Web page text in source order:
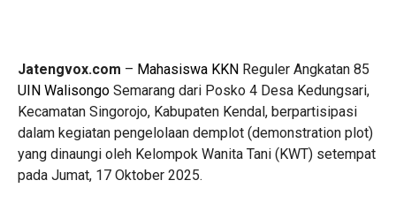
Jatengvox.com – Mahasiswa KKN Reguler Angkatan 85
UIN Walisongo Semarang dari Posko 4 Desa Kedungsari,
Kecamatan Singorojo, Kabupaten Kendal, berpartisipasi
dalam kegiatan pengelolaan demplot (demonstration plot)
yang dinaungi oleh Kelompok Wanita Tani (KWT) setempat
pada Jumat, 17 Oktober 2025.